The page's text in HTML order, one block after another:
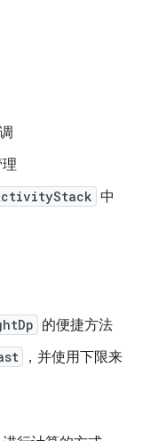
中
的便捷方法
，并使用下限来